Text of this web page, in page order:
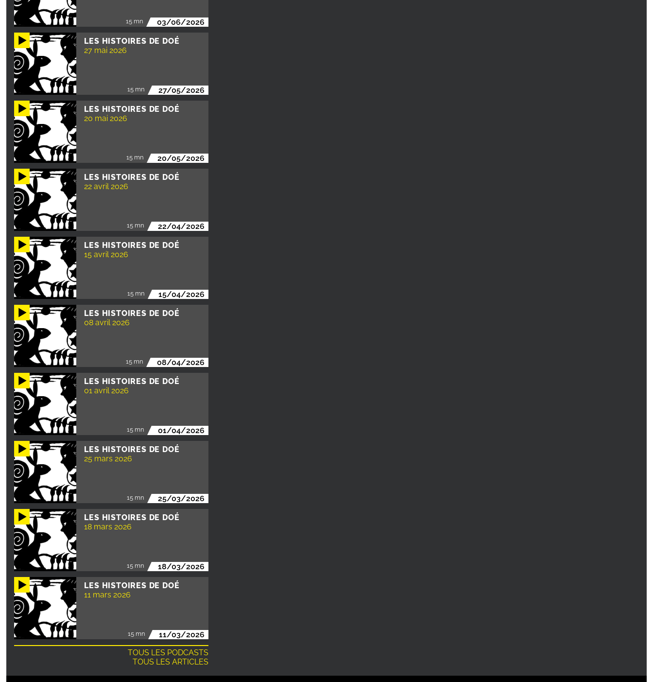
15 mn 03/06/2026
LES HISTOIRES DE DOÉ
27 mai 2026
15 mn 27/05/2026
LES HISTOIRES DE DOÉ
20 mai 2026
15 mn 20/05/2026
LES HISTOIRES DE DOÉ
22 avril 2026
15 mn 22/04/2026
LES HISTOIRES DE DOÉ
15 avril 2026
15 mn 15/04/2026
LES HISTOIRES DE DOÉ
08 avril 2026
15 mn 08/04/2026
LES HISTOIRES DE DOÉ
01 avril 2026
15 mn 01/04/2026
LES HISTOIRES DE DOÉ
25 mars 2026
15 mn 25/03/2026
LES HISTOIRES DE DOÉ
18 mars 2026
15 mn 18/03/2026
LES HISTOIRES DE DOÉ
11 mars 2026
15 mn
11/03/2026
TOUS LES PODCASTS
TOUS LES ARTICLES